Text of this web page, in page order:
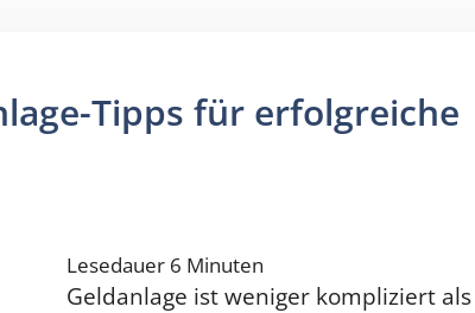
Tipps für erfolgreiche
Lesedauer 6 Minuten
Geldanlage ist weniger kompliziert als